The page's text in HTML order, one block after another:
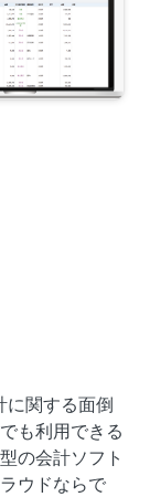
に関する面倒
も利用できる
の会計ソフト
ウドならで